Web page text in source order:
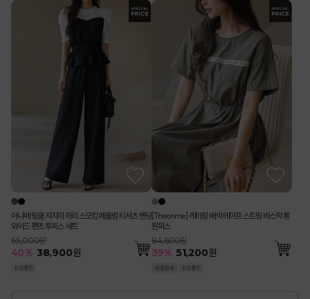
아니메 링클 지지미 허리 스모킹 페플럼 티셔츠 밴딩
와이드 팬츠 투피스 세트
65,000원
40% 38,900원
[Theonme] 레터링 배색 테이프 스트링 바스락 롱
원피스
84,600원
39% 51,200원